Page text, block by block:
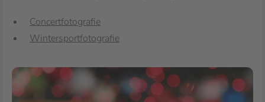
Concertfotografie
Wintersportfotografie